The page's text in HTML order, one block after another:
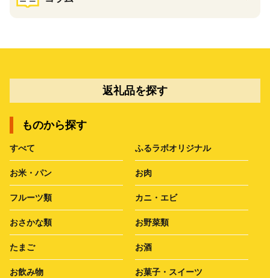
返礼品を探す
ものから探す
すべて ふるラボオリジナル
お米・パン お肉
フルーツ類 カニ・エビ
おさかな類 お野菜類
たまご お酒
お飲み物 お菓子・スイーツ